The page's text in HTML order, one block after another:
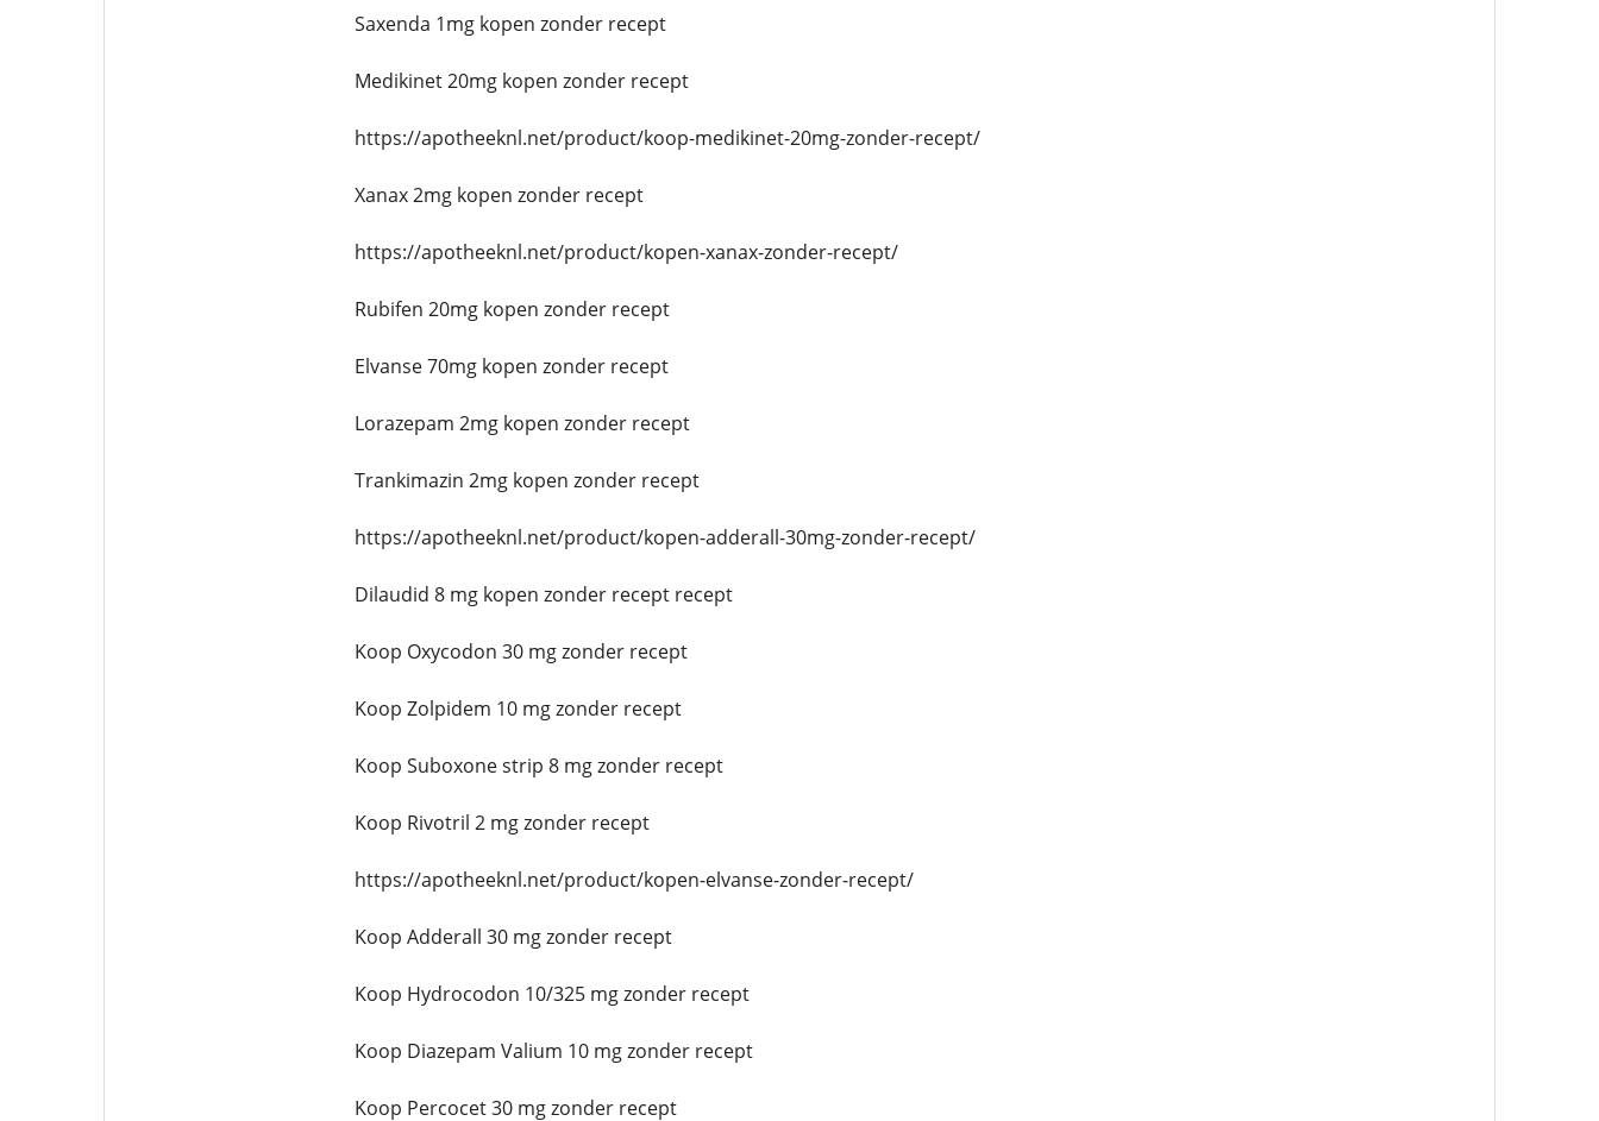
Saxenda 1mg kopen zonder recept
Medikinet 20mg kopen zonder recept
https://apotheeknl.net/product/koop-medikinet-20mg-zonder-recept/
Xanax 2mg kopen zonder recept
https://apotheeknl.net/product/kopen-xanax-zonder-recept/
Rubifen 20mg kopen zonder recept
Elvanse 70mg kopen zonder recept
Lorazepam 2mg kopen zonder recept
Trankimazin 2mg kopen zonder recept
https://apotheeknl.net/product/kopen-adderall-30mg-zonder-recept/
Dilaudid 8 mg kopen zonder recept recept
Koop Oxycodon 30 mg zonder recept
Koop Zolpidem 10 mg zonder recept
Koop Suboxone strip 8 mg zonder recept
Koop Rivotril 2 mg zonder recept
https://apotheeknl.net/product/kopen-elvanse-zonder-recept/
Koop Adderall 30 mg zonder recept
Koop Hydrocodon 10/325 mg zonder recept
Koop Diazepam Valium 10 mg zonder recept
Koop Percocet 30 mg zonder recept